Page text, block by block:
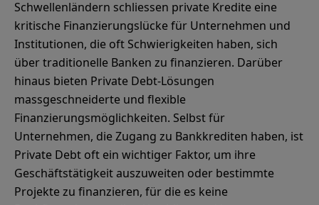
Schwellenländern schliessen private Kredite eine
kritische Finanzierungslücke für Unternehmen und
Institutionen, die oft Schwierigkeiten haben, sich
über traditionelle Banken zu finanzieren. Darüber
hinaus bieten Private Debt-Lösungen
massgeschneiderte und flexible
Finanzierungsmöglichkeiten. Selbst für
Unternehmen, die Zugang zu Bankkrediten haben, ist
Private Debt oft ein wichtiger Faktor, um ihre
Geschäftstätigkeit auszuweiten oder bestimmte
Projekte zu finanzieren, für die es keine